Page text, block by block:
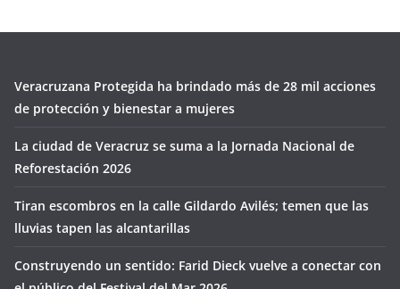
Veracruzana Protegida ha brindado más de 28 mil acciones
de protección y bienestar a mujeres
La ciudad de Veracruz se suma a la Jornada Nacional de
Reforestación 2026
Tiran escombros en la calle Gildardo Avilés; temen que las
lluvias tapen las alcantarillas
Construyendo un sentido: Farid Dieck vuelve a conectar con